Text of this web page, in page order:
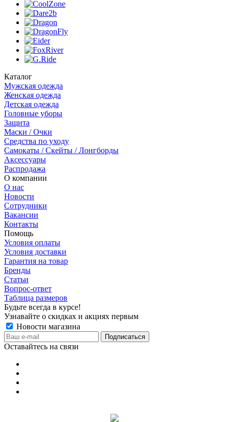
Каталог
Мужская одежда
Женская одежда
Детская одежда
Головные уборы
Защита
Маски / Очки
Средства по уходу
Самокаты / Скейты / Лонгборды
Аксессуары
Распродажа
О компании
О нас
Новости
Сотрудники
Вакансии
Контакты
Помощь
Условия оплаты
Условия доставки
Гарантия на товар
Бренды
Статьи
Вопрос-ответ
Таблица размеров
Будьте всегда в курсе!
Узнавайте о скидках и акциях первым
Новости магазина
Оставайтесь на связи